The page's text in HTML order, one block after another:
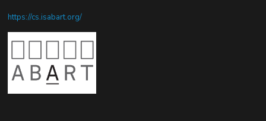
https://cs.isabart.org/